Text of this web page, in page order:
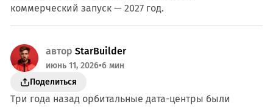
коммерческий запуск — 2027 год.
автор StarBuilder
июнь 11, 2026•6 мин
Поделиться
Три года назад орбитальные дата-центры были